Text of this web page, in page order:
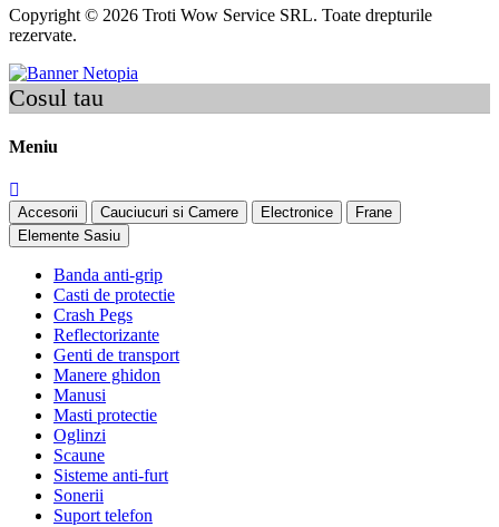
Copyright © 2026 Troti Wow Service SRL. Toate drepturile
rezervate.
Cosul tau
Meniu
Accesorii Cauciucuri si Camere Electronice
Frane
Elemente Sasiu
Banda anti-grip
Casti de protectie
Crash Pegs
Reflectorizante
Genti de transport
Manere ghidon
Manusi
Masti protectie
Oglinzi
Scaune
Sisteme anti-furt
Sonerii
Suport telefon